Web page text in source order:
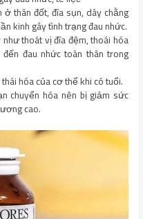
thân đốt, đĩa sụn, dây chằng
kinh gây tình trạng đau nhức.
thoát vị đĩa đệm, thoái hóa
đau nhức toàn thân trong
hóa của cơ thể khi có tuổi.
chuyển hóa nên bị giảm sức
cao.